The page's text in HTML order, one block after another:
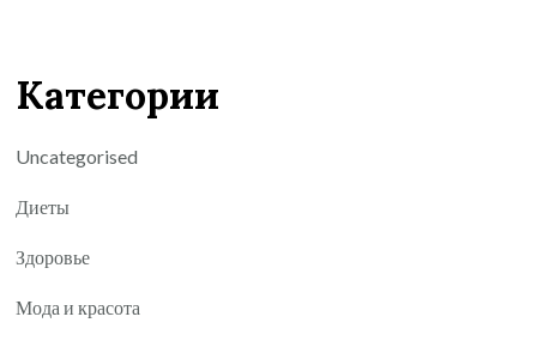
Категории
Uncategorised
Диеты
Здоровье
Мода и красота